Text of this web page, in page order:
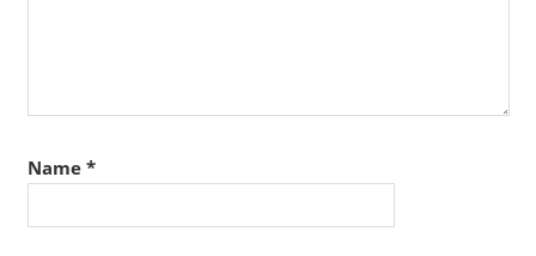
Name *